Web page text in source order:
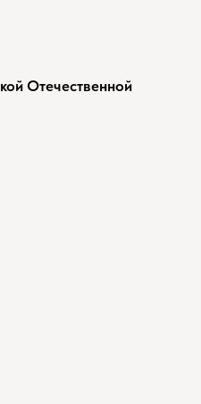
Отечественной